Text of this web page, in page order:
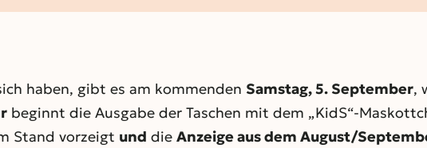
haben, gibt es am kommenden Samstag, 5. September,
beginnt die Ausgabe der Taschen mit dem „KidS“-
Stand vorzeigt und die Anzeige aus dem August/